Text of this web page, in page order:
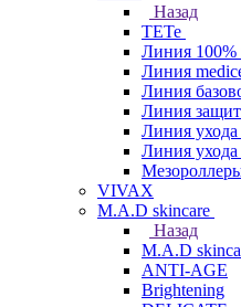
Назад
TETe
Линия 100%
Линия
Линия
Линия
Линия ухода
Линия ухода
VIVAX
M.A.D skincare
Назад
M.A.D
ANTI-AGE
Brightening